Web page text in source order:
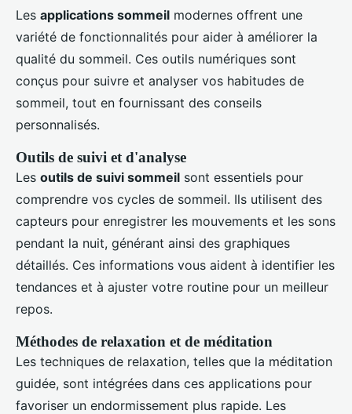
Les applications sommeil modernes offrent une
variété de fonctionnalités pour aider à améliorer la
qualité du sommeil. Ces outils numériques sont
conçus pour suivre et analyser vos habitudes de
sommeil, tout en fournissant des conseils
personnalisés.
Outils de suivi et d'analyse
Les outils de suivi sommeil sont essentiels pour
comprendre vos cycles de sommeil. Ils utilisent des
capteurs pour enregistrer les mouvements et les sons
pendant la nuit, générant ainsi des graphiques
détaillés. Ces informations vous aident à identifier les
tendances et à ajuster votre routine pour un meilleur
repos.
Méthodes de relaxation et de méditation
Les techniques de relaxation, telles que la méditation
guidée, sont intégrées dans ces applications pour
favoriser un endormissement plus rapide. Les